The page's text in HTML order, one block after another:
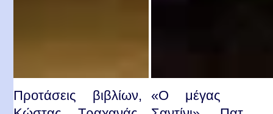
Προτάσεις βιβλίων,
«Ο μέγας